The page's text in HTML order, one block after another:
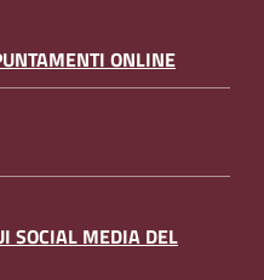
ONLINE
SOCIAL MEDIA DEL